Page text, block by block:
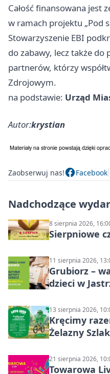
Całość finansowana jest
w ramach projektu „Pod
Stowarzyszenie EBI
do zabawy, lecz także do
partnerów, którzy
Zdrojowym.
na podstawie: Urząd
Autor:krystian
Zaobserwuj nas! Facebook
Nadchodzące
8 sierpnia 2026,
Sierpniowe
11 sierpnia 2026,
Grubiorz –
dzieci w
13 sierpnia 2026,
Kręcimy
Żelazny
21 sierpnia 2026,
Towarowa